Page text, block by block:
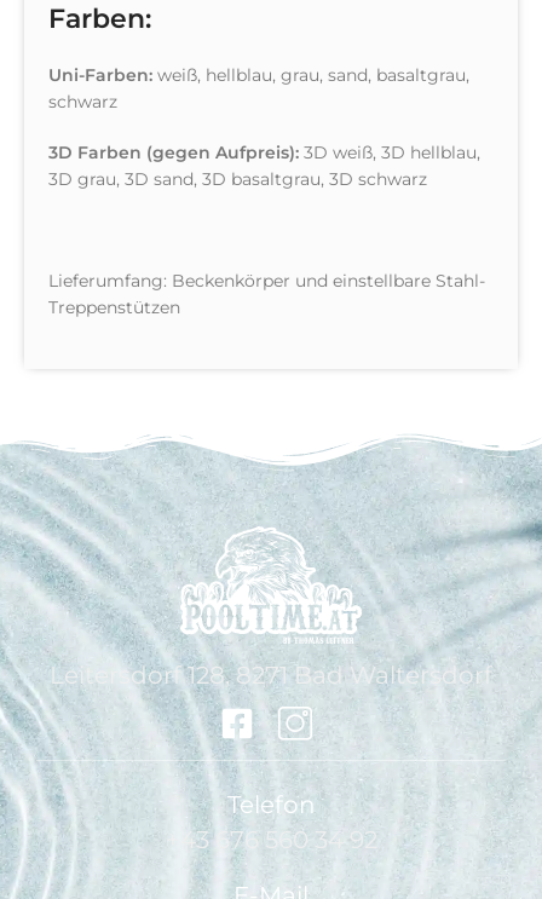
Farben:
Uni-Farben: weiß, hellblau, grau, sand, basaltgrau,
schwarz
3D Farben (gegen Aufpreis): 3D weiß, 3D hellblau,
3D grau, 3D sand, 3D basaltgrau, 3D schwarz
Lieferumfang: Beckenkörper und einstellbare Stahl-
Treppenstützen
Leitersdorf 128, 8271 Bad Waltersdorf
Telefon
+43 676 560 34 92